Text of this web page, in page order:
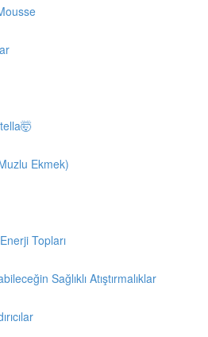
Ekmek)
Topları
Sağlıklı Atıştırmalıklar